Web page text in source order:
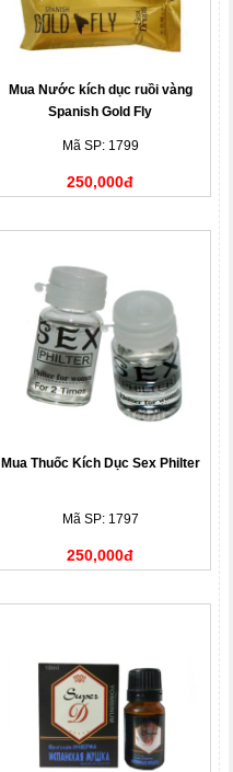
Mua Nước kích dục ruồi vàng
Spanish Gold Fly
Mã SP: 1799
250,000đ
Mua Thuốc Kích Dục Sex Philter
Mã SP: 1797
250,000đ